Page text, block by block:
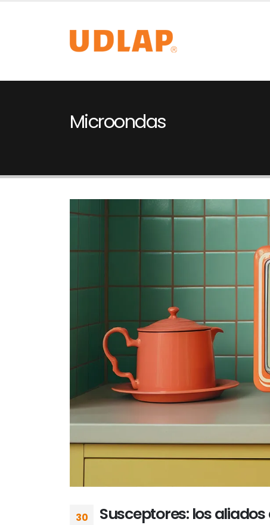
Microondas
30 Susceptores: los